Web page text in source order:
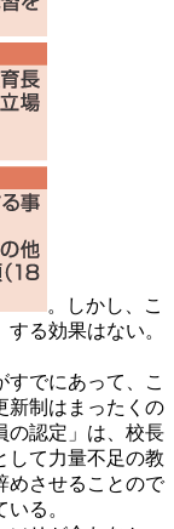
。しかし、こ
る効果はない。
すでにあって、こ
新制はまったくの
の認定」は、校長
して力量不足の教
めさせることので
る。